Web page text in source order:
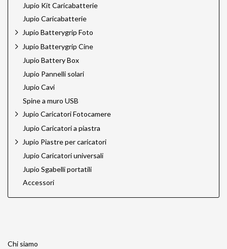
Jupio Kit Caricabatterie
Jupio Caricabatterie
Jupio Batterygrip Foto
Jupio Batterygrip Cine
Jupio Battery Box
Jupio Pannelli solari
Jupio Cavi
Spine a muro USB
Jupio Caricatori Fotocamere
Jupio Caricatori a piastra
Jupio Piastre per caricatori
Jupio Caricatori universali
Jupio Sgabelli portatili
Accessori
Chi siamo